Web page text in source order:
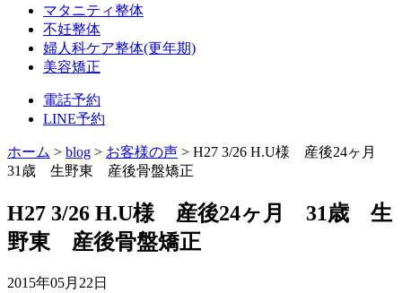
マタニティ整体
不妊整体
婦人科ケア整体(更年期)
美容矯正
電話予約
LINE予約
ホーム > blog > お客様の声 > H27 3/26 H.U様 産後24ヶ月
31歳 生野東 産後骨盤矯正
H27 3/26 H.U様 産後24ヶ月 31歳 生
野東 産後骨盤矯正
2015年05月22日